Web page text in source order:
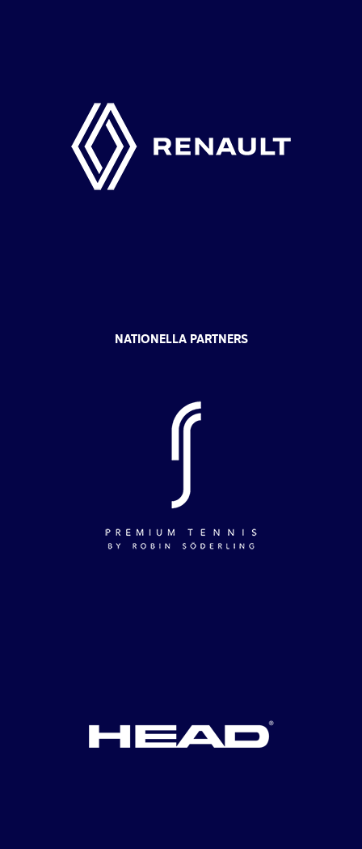
NATIONELLA PARTNERS